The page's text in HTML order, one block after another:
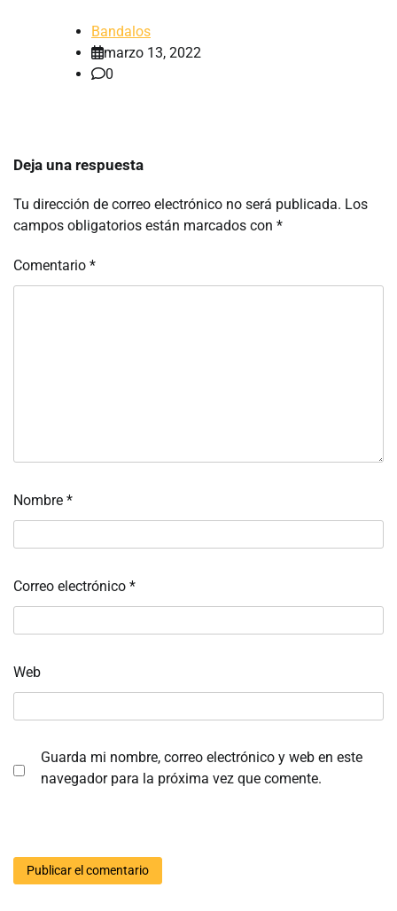
Bandalos
marzo 13, 2022
0
Deja una respuesta
Tu dirección de correo electrónico no será publicada. Los
campos obligatorios están marcados con *
Comentario *
Nombre *
Correo electrónico *
Web
Guarda mi nombre, correo electrónico y web en este
navegador para la próxima vez que comente.